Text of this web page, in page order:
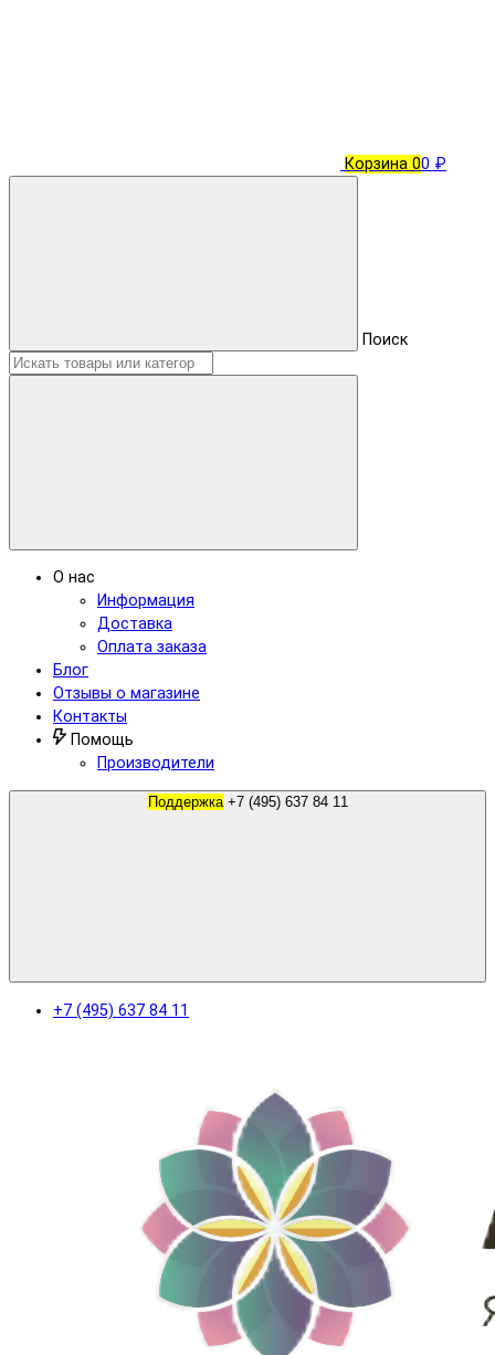
Корзина 00 ₽
Поиск
О нас
Информация
Доставка
Оплата заказа
Блог
Отзывы о магазине
Контакты
Помощь
Производители
Поддержка +7 (495) 637 84 11
+7 (495) 637 84 11